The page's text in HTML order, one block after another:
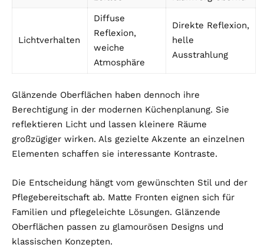
Lichtverhalten
Diffuse
Reflexion,
weiche
Atmosphäre
Direkte Reflexion,
helle
Ausstrahlung
Glänzende Oberflächen haben dennoch ihre
Berechtigung in der modernen Küchenplanung. Sie
reflektieren Licht und lassen kleinere Räume
großzügiger wirken. Als gezielte Akzente an einzelnen
Elementen schaffen sie interessante Kontraste.
Die Entscheidung hängt vom gewünschten Stil und der
Pflegebereitschaft ab. Matte Fronten eignen sich für
Familien und pflegeleichte Lösungen. Glänzende
Oberflächen passen zu glamourösen Designs und
klassischen Konzepten.